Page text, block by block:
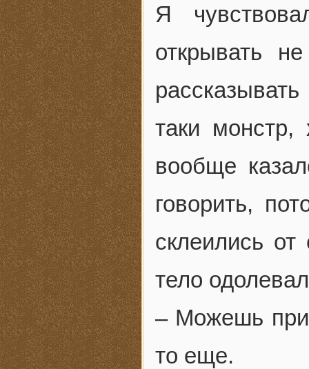
Я
открывать
таки
вообще
говорить,
склеились от
тело
– Можешь
то еще.